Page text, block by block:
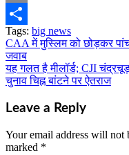
Email
Share
Tags: big news
Post
navigation
CAA में मुस्लिम को छोड़कर पांच
जवाब
यह गलत है मीलॉर्ड; CJI
चुनाव चिह्न बांटने पर ऐतराज
Leave a Reply
Your email address will not
marked *